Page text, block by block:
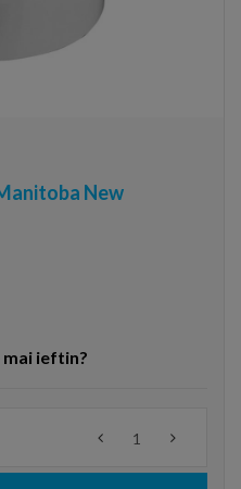
New
ieftin?